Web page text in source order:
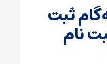
ثبت
نام